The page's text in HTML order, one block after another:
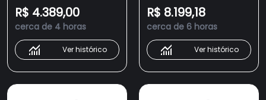
R$ 4.389,00
cerca de 4 horas
Ver histórico
R$ 8.199,18
cerca de 6 horas
Ver histórico